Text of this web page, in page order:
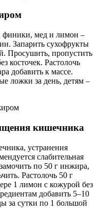
финики, мед и лимон –
Запарить сухофрукты
Просушить, пропустить
косточек. Растолочь
добавить к массе.
ложки за день, детям –
кишечника
устранения
слабительная
по 50 г инжира,
Растолочь 50 г
1 лимон с кожурой без
добавить 5–10
за сутки по 1 большой